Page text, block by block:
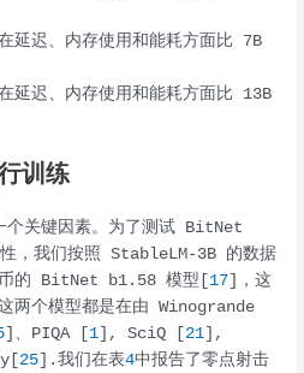
迟、内存使用和能耗方面比 7B
迟、内存使用和能耗方面比 13B
训练
个关键因素。为了测试 BitNet
，我们按照 StableLM-3B 的数据
币的 BitNet b1.58 模型[ 17 ]，这
两个模型都是在由 Winogrande
]、PIQA [ 1 ], SciQ [ 21 ],
25 ].我们在表4中报告了零点射击